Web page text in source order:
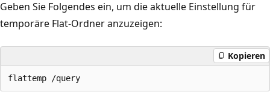
Geben Sie Folgendes ein, um die aktuelle Einstellung für
temporäre Flat-Ordner anzuzeigen:
Kopieren